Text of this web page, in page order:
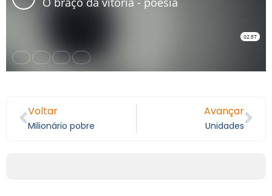
Voltar
Milionário pobre
Avançar
Unidades